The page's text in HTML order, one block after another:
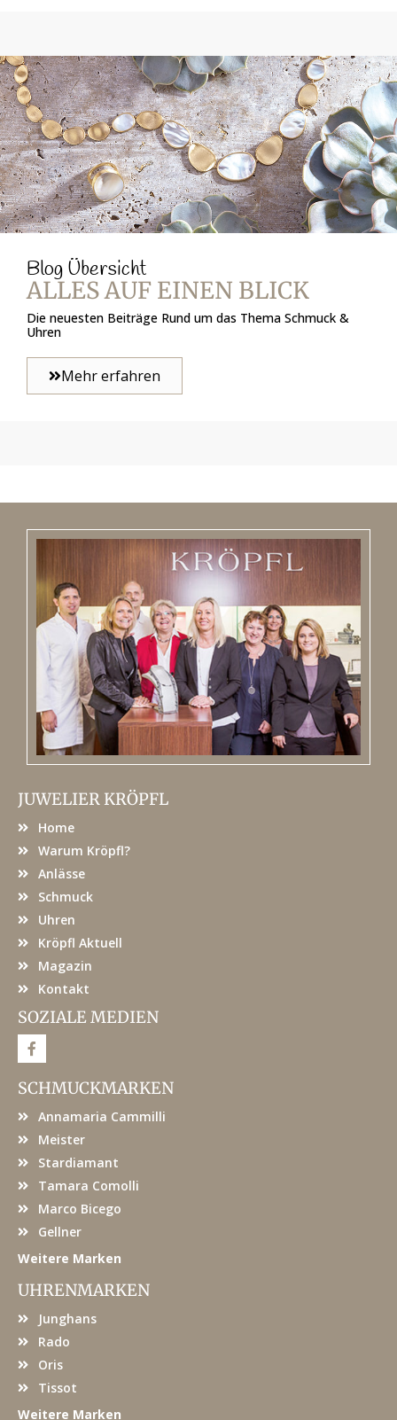
Blog Übersicht
ALLES AUF EINEN BLICK
Die neuesten Beiträge Rund um das Thema Schmuck &
Uhren
Mehr erfahren
JUWELIER KRÖPFL
Home
Warum Kröpfl?
Anlässe
Schmuck
Uhren
Kröpfl Aktuell
Magazin
Kontakt
SOZIALE MEDIEN
F
a
e
b
o
SCHMUCKMARKEN
Annamaria Cammilli
Meister
Stardiamant
Tamara Comolli
Marco Bicego
Gellner
Weitere Marken
UHRENMARKEN
Junghans
Rado
Oris
Tissot
Weitere Marken